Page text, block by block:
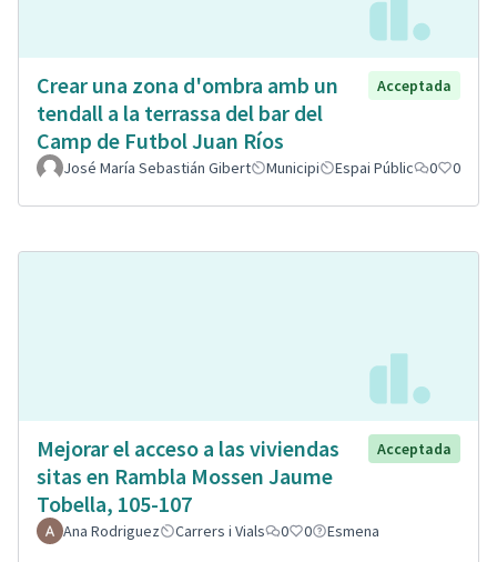
Crear una zona d'ombra amb un
tendall a la terrassa del bar del
Camp de Futbol Juan Ríos
Acceptada
José María Sebastián Gibert Municipi Espai Públic 0 0
Mejorar el acceso a las viviendas
sitas en Rambla Mossen Jaume
Tobella, 105-107
Acceptada
Ana Rodriguez Carrers i Vials 0 0 Esmena